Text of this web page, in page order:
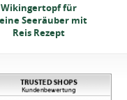
Wikingertopf für
Seeräuber mit
Reis Rezept